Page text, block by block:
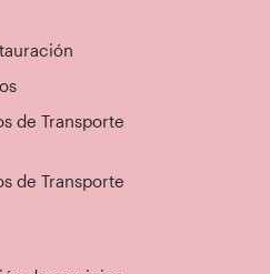
de Transporte
de Transporte